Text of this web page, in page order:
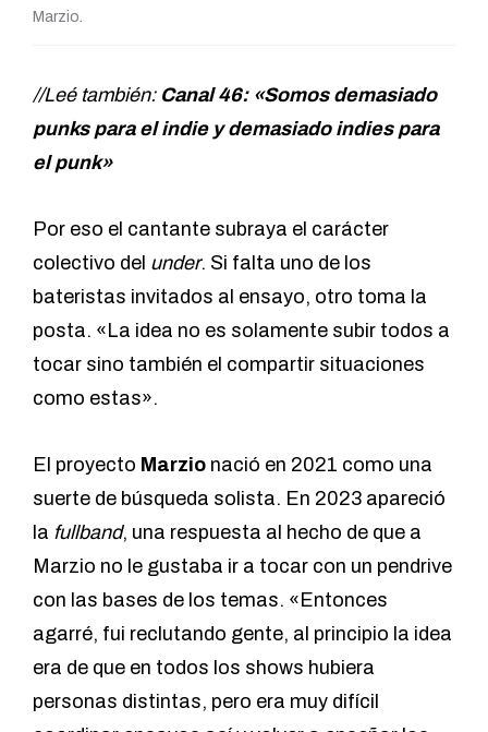
Marzio.
//Leé también: Canal 46: «Somos demasiado
punks para el indie y demasiado indies para
el punk»
Por eso el cantante subraya el carácter
colectivo del under. Si falta uno de los
bateristas invitados al ensayo, otro toma la
posta. «La idea no es solamente subir todos a
tocar sino también el compartir situaciones
como estas».
El proyecto Marzio nació en 2021 como una
suerte de búsqueda solista. En 2023 apareció
la fullband, una respuesta al hecho de que a
Marzio no le gustaba ir a tocar con un pendrive
con las bases de los temas. «Entonces
agarré, fui reclutando gente, al principio la idea
era de que en todos los shows hubiera
personas distintas, pero era muy difícil